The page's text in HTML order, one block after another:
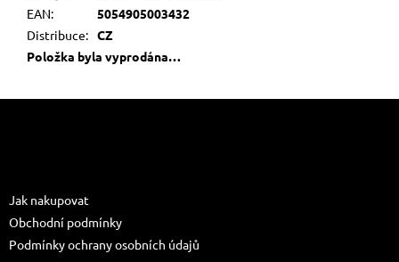
EAN:
5054905003432
Distribuce: CZ
Položka byla vyprodána…
Jak nakupovat
Obchodní podmínky
Podmínky ochrany osobních údajů